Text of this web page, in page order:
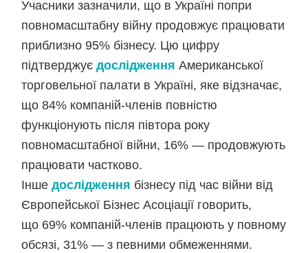
Учасники зазначили, що в Україні попри
повномасштабну війну продовжує працювати
приблизно 95% бізнесу. Цю цифру
підтверджуєдослідженняАмериканської
торговельної палати в Україні, яке відзначає,
що 84% компаній-членів повністю
функціонують після півтора року
повномасштабної війни, 16% — продовжують
працювати частково.
Іншедослідження бізнесу під час війни від
Європейської Бізнес Асоціації говорить,
що 69% компаній-членів працюють у повному
обсязі, 31% — з певними обмеженнями.